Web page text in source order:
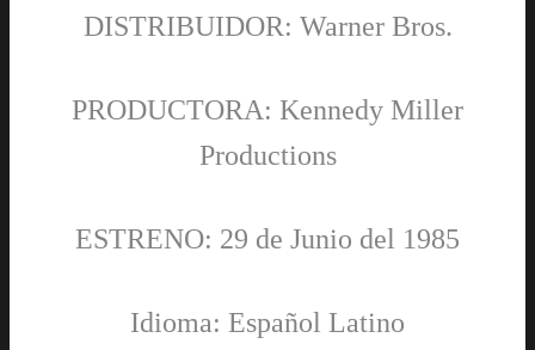
DISTRIBUIDOR: Warner Bros.
PRODUCTORA: Kennedy Miller
Productions
ESTRENO: 29 de Junio del 1985
Idioma: Español Latino